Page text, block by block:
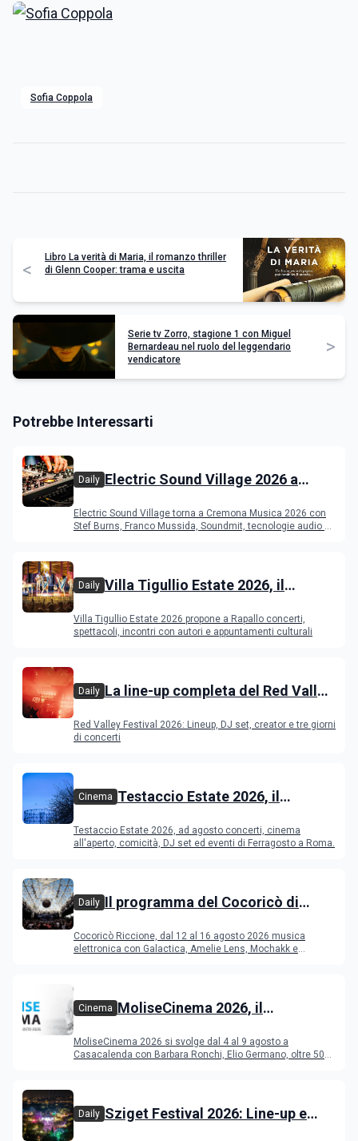
Sofia Coppola
<
Libro La verità di Maria, il romanzo thriller
di Glenn Cooper: trama e uscita
Serie tv Zorro, stagione 1 con Miguel
Bernardeau nel ruolo del leggendario
vendicatore
>
Potrebbe Interessarti
Daily Electric Sound Village 2026 a
Young Band Contest, il programma
Electric Sound Village torna a Cremona Musica 2026 con
Stef Burns, Franco Mussida, Soundmit, tecnologie audio e
Daily Villa Tigullio Estate 2026, il
Villa Tigullio Estate 2026 propone a Rapallo concerti,
spettacoli, incontri con autori e appuntamenti culturali
Daily La line-up completa del Red Valley
Red Valley Festival 2026: Lineup, DJ set, creator e tre giorni
di concerti
Cinema Testaccio Estate 2026, il
Ferragosto
Testaccio Estate 2026, ad agosto concerti, cinema
all'aperto, comicità, DJ set ed eventi di Ferragosto a Roma.
Daily Il programma del Cocoricò di
Cocoricò Riccione, dal 12 al 16 agosto 2026 musica
elettronica con Galactica, Amelie Lens, Mochakk e
Cinema MoliseCinema 2026, il
MoliseCinema 2026 si svolge dal 4 al 9 agosto a
Casacalenda con Barbara Ronchi, Elio Germano, oltre 50
Daily Sziget Festival 2026: Line-up e